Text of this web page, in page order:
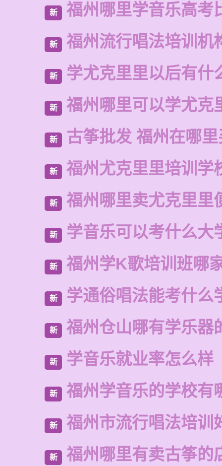
新 福州哪里学音乐高考
新 福州流行唱法培训机
新 学尤克里里以后有什
新 福州哪里可以学尤克
新 古筝批发 福州在哪
新 福州尤克里里培训学
新 福州哪里卖尤克里里
新 学音乐可以考什么大
新 福州学K歌培训班哪
新 学通俗唱法能考什么
新 福州仓山哪有学乐器
新 学音乐就业率怎么样
新 福州学音乐的学校有
新 福州市流行唱法培训
新 福州哪里有卖古筝的